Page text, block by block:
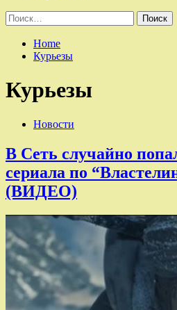
Найти:
Home
Курьезы
Курьезы
Новости
В Сеть случайно
сериала по
(ВИДЕО)